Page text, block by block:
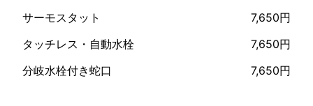
サーモスタット
7,650円
タッチレス・自動水栓
7,650円
分岐水栓付き蛇口
7,650円